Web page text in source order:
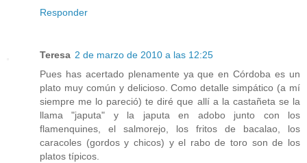
Responder
Teresa 2 de marzo de 2010 a las 12:25
Pues has acertado plenamente ya que en Córdoba es un
plato muy común y delicioso. Como detalle simpático (a mí
siempre me lo pareció) te diré que allí a la castañeta se la
llama "japuta" y la japuta en adobo junto con los
flamenquines, el salmorejo, los fritos de bacalao, los
caracoles (gordos y chicos) y el rabo de toro son de los
platos típicos.